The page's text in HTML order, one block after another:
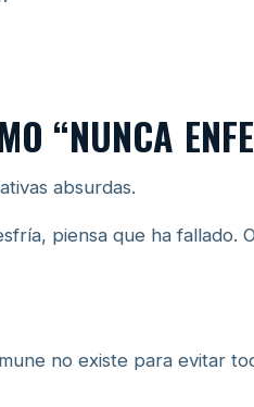
“NUNCA
absurdas.
piensa que ha fallado.
no existe para evitar